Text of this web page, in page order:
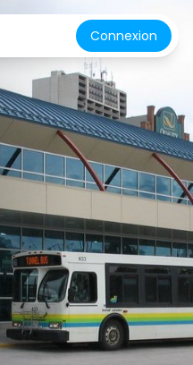
Connexion